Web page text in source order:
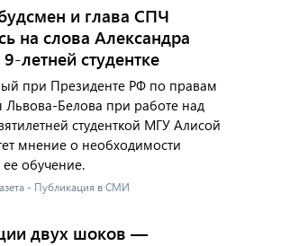
и глава СПЧ
на слова Александра
летней студентке
при Президенте РФ по правам
Белова при работе над
студенткой МГУ Алисой
мнение о необходимости
обучение.
- Публикация в СМИ
двух шоков —